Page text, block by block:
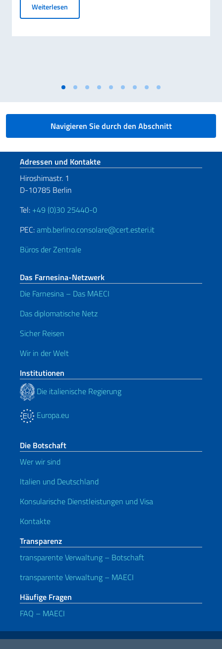
Weiterlesen
Navigieren Sie durch den Abschnitt
Fußbereich
Adressen und Kontakte
Hiroshimastr. 1
D-10785 Berlin
Tel: +49 (0)30 25440-0
PEC:amb.berlino.consolare@cert.esteri.it
Büros der Zentrale
Das Farnesina-Netzwerk
Die Farnesina – Das MAECI
Das diplomatische Netz
Sicher Reisen
Wir in der Welt
Institutionen
Die italienische Regierung
Europa.eu
Die Botschaft
Wer wir sind
Italien und Deutschland
Konsularische Dienstleistungen und Visa
Kontakte
Transparenz
transparente Verwaltung – Botschaft
transparente Verwaltung – MAECI
Häufige Fragen
FAQ – MAECI
Nützliche Links